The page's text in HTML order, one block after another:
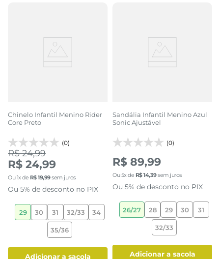
Chinelo Infantil Menino Rider
Core Preto
(0)
R$ 24,99
R$ 24,99
Ou1x de R$19,99sem juros
Ou 5% de desconto no PIX
29 30 31 32/33 34
35/36
adicionar a sacola
Sandália Infantil Menino Azul
Sonic Ajustável
(0)
R$ 89,99
Ou5x de R$14,39sem juros
Ou 5% de desconto no PIX
26/27 28 29 30 31
32/33
adicionar a sacola